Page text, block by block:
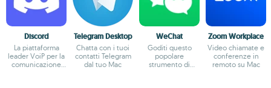
Discord
La piattaforma
leader VoiP per la
comunicazione
Telegram Desktop
Chatta con i tuoi
contatti Telegram
dal tuo Mac
WeChat
Goditi questo
popolare
strumento di
Zoom Workplace
Video chiamate e
conferenze in
remoto su Mac